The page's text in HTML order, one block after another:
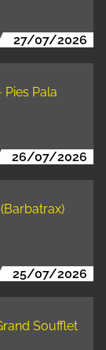
27/07/2026
Pala
26/07/2026
25/07/2026
Soufflet